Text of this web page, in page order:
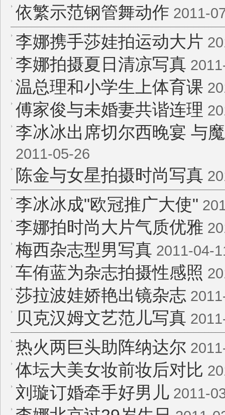
依繁示范钢管舞动作 2011-
李娜携手莎娃拍运动大片
李娜拍摄夏日清凉写真
温总理和小学生上体育课
傅家俊与未婚妻共谐连理
李冰冰出席切尔西晚宴 与
2011-05-26
陈金与女星拍摄时尚写真
李冰冰成"欧冠推广大使"
李娜拍时尚大片气质优雅
梅西杂志型男写真 2011-04-
车侑蓝为杂志拍摄性感照
莎拉波娃娇艳出镜杂志
贝克汉姆文艺范儿写真
热火两巨头助阵纳达尔
体坛大美女妆前妆后对比
刘璇订婚牵手好男儿 2011-